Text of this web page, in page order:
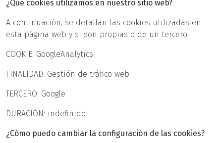
¿Qué cookies utilizamos en nuestro sitio web?
A continuación, se detallan las cookies utilizadas en
esta página web y si son propias o de un tercero.
COOKIE: GoogleAnalytics
FINALIDAD: Gestión de tráfico web
TERCERO: Google
DURACIÓN: indefinido
¿Cómo puedo cambiar la configuración de las cookies?